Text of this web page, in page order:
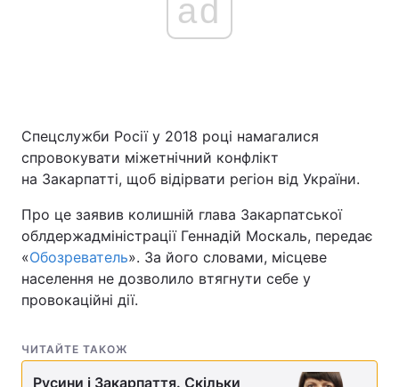
Головна Війна
Україна Політика
Економіка Світ
Спорт Наука
Техно і зв'язок
Здоров'я Туризм
ad
Спецслужби Росії у 2018 році намагалися
спровокувати міжетнічний конфлікт
на Закарпатті, щоб відірвати регіон від України.
Про це заявив колишній глава Закарпатської
облдержадміністрації Геннадій Москаль, передає
«Обозреватель». За його словами, місцеве
населення не дозволило втягнути себе у
провокаційні дії.
ЧИТАЙТЕ ТАКОЖ
Русини і Закарпаття. Скільки